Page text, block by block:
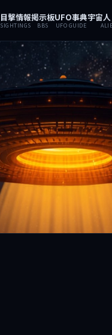
目撃情報
SIGHTINGS
掲示板
BBS
UFO事典
UFO GUIDE
宇宙